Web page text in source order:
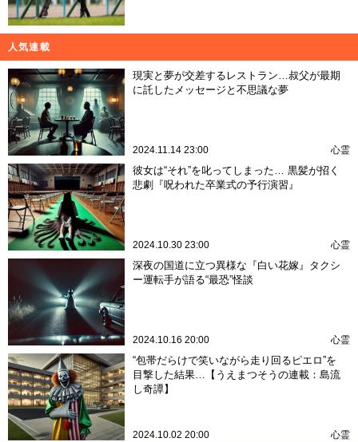
人気連載
現実と夢が交差するレストラン…叔父が最期
に託したメッセージと不思議な夢
2024.11.14 23:00 心霊
彼女は“それ”を叱ってしまった… 黒髪が招く
悲劇『呪われた卒業式の予行演習』
2024.10.30 23:00 心霊
深夜の国道に立つ異様な『白い花嫁』タクシ
ー運転手が語る“最恐”怪談
2024.10.16 20:00 心霊
“包帯だらけで笑いながら走り回るピエロ”を
目撃した結果…【うえまつそうの連載：島流
し奇譚】
2024.10.02 20:00 心霊